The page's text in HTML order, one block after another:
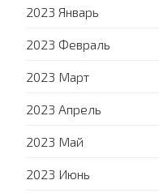
2023 Январь
2023 Февраль
2023 Март
2023 Апрель
2023 Май
2023 Июнь